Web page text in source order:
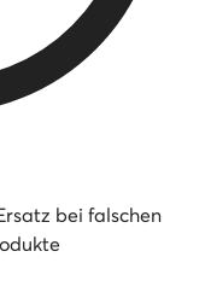
bei falschen